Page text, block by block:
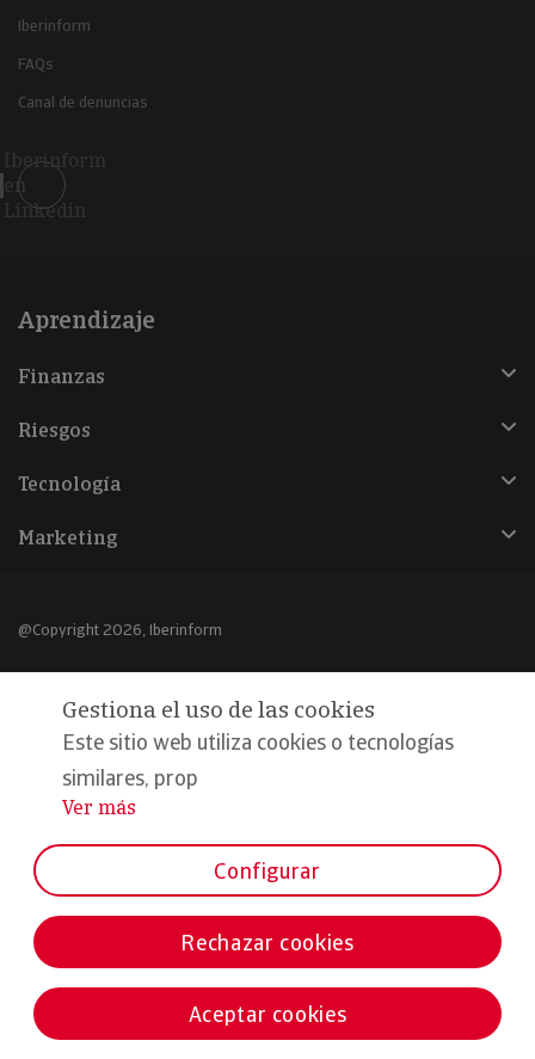
Iberinform
FAQs
Canal de denuncias
Iberinform
en
Linkedin
Aprendizaje
Finanzas
Riesgos
Tecnología
Marketing
@Copyright 2026, Iberinform
Declaración de privacidad
Compromiso calidad y seguridad
Formamos parte de:
Gestiona el uso de las cookies
Este sitio web utiliza cookies o tecnologías
similares, prop
...
Ver más
Configurar
Rechazar cookies
Aceptar cookies